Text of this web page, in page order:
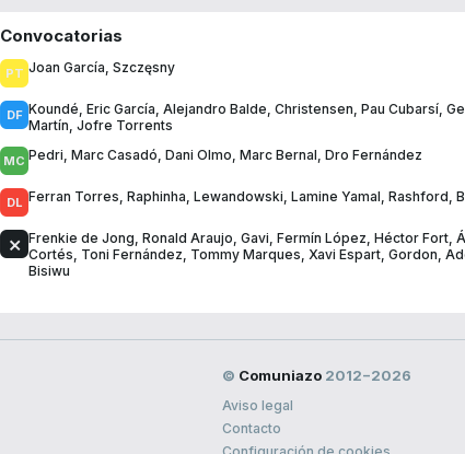
Convocatorias
Joan García Szczęsny
Koundé Eric García Alejandro Balde Christensen Pau Cubarsí
Martín Jofre Torrents
Pedri Marc Casadó Dani Olmo Marc Bernal Dro Fernández
Ferran Torres Raphinha Lewandowski Lamine Yamal Rashford
Frenkie de Jong Ronald Araujo Gavi Fermín López Héctor Fort
Cortés Toni Fernández Tommy Marques Xavi Espart Gordon
Bisiwu
© Comuniazo 2012−2026
Aviso legal
Contacto